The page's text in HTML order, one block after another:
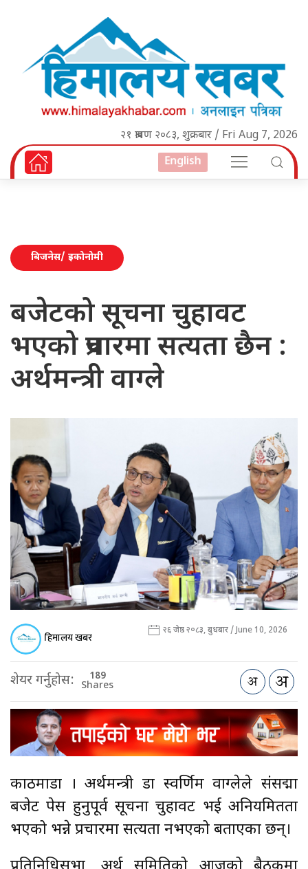
२१ श्रावण २०८३, शुक्रबार / Fri Aug 7, 2026
English
बिजनेस/ इकोनोमी
बजेटको सूचना चुहावट
भएको प्रचारमा सत्यता छैन :
अर्थमन्त्री वाग्ले
हिमालय खबर २६ जेष्ठ २०८३, बुधबार / June 10, 2026
शेयर गर्नुहोस: 189
Shares
काठमाडौँ । अर्थमन्त्री डा स्वर्णिम वाग्लेले संसद्मा
बजेट पेस हुनुपूर्व सूचना चुहावट भई अनियमितता
भएको भन्ने प्रचारमा सत्यता नभएको बताएका छन्।